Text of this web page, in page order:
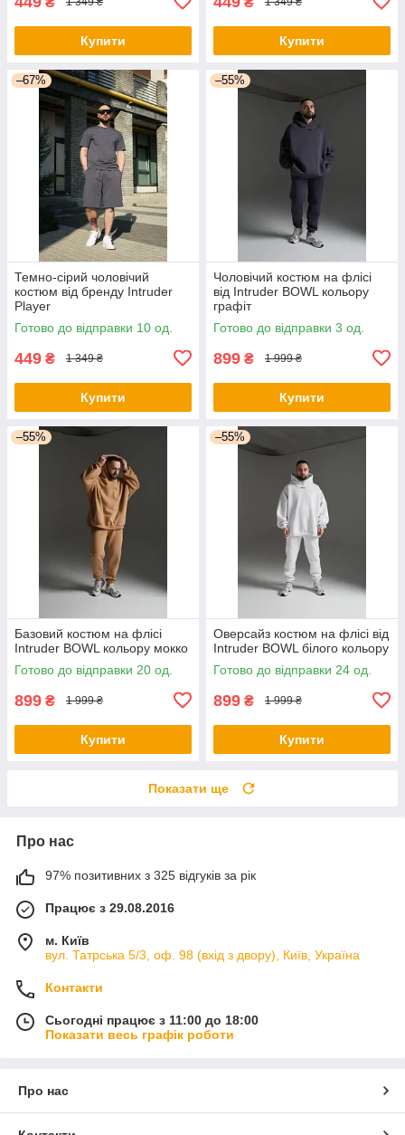
Купити Купити
–67%
Темно-сірий чоловічий
костюм від бренду Intruder
Player
Готово до відправки 10 од.
449 ₴ 1 349 ₴
Купити
–55%
Чоловічий костюм на флісі
від Intruder BOWL кольору
графіт
Готово до відправки 3 од.
899 ₴ 1 999 ₴
Купити
–55%
Базовий костюм на флісі
Intruder BOWL кольору мокко
Готово до відправки 20 од.
899 ₴ 1 999 ₴
Купити
–55%
Оверсайз костюм на флісі від
Intruder BOWL білого кольору
Готово до відправки 24 од.
899 ₴ 1 999 ₴
Купити
Показати ще
Про нас
97% позитивних з 325 відгуків за рік
Працює з 29.08.2016
м. Київ
вул. Татрська 5/3, оф. 98 (вхід з двору), Київ, Україна
Контакти
Сьогодні працює з 11:00 до 18:00
Показати весь графік роботи
Про нас